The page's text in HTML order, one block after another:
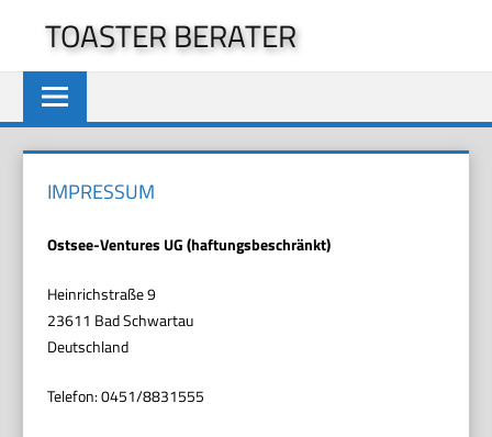
springen
TOASTER BERATER
IMPRESSUM
Ostsee-Ventures UG (haftungsbeschränkt)
Heinrichstraße 9
23611 Bad Schwartau
Deutschland
Telefon: 0451/8831555